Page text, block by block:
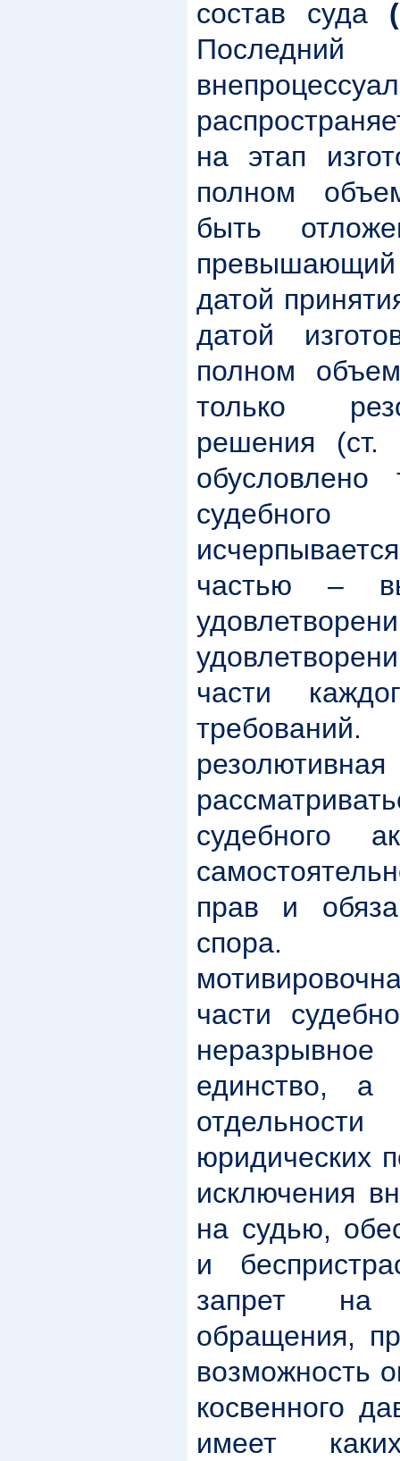
состав суда(
на этап
полном
быть
превышающий
датой
датой
полном
только
решения
частью –
части
судебного
прав и
спора.
части
единство,
юридических
исключения
на судью,
и
запрет на
обращения,
возможность
косвенного
имеет